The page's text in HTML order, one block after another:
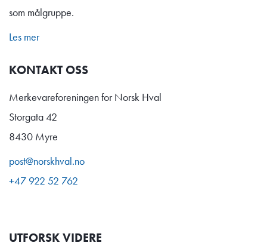
som målgruppe.
Les mer
KONTAKT OSS
Merkevareforeningen for Norsk Hval
Storgata 42
8430 Myre
post@norskhval.no
+47 922 52 762
UTFORSK VIDERE